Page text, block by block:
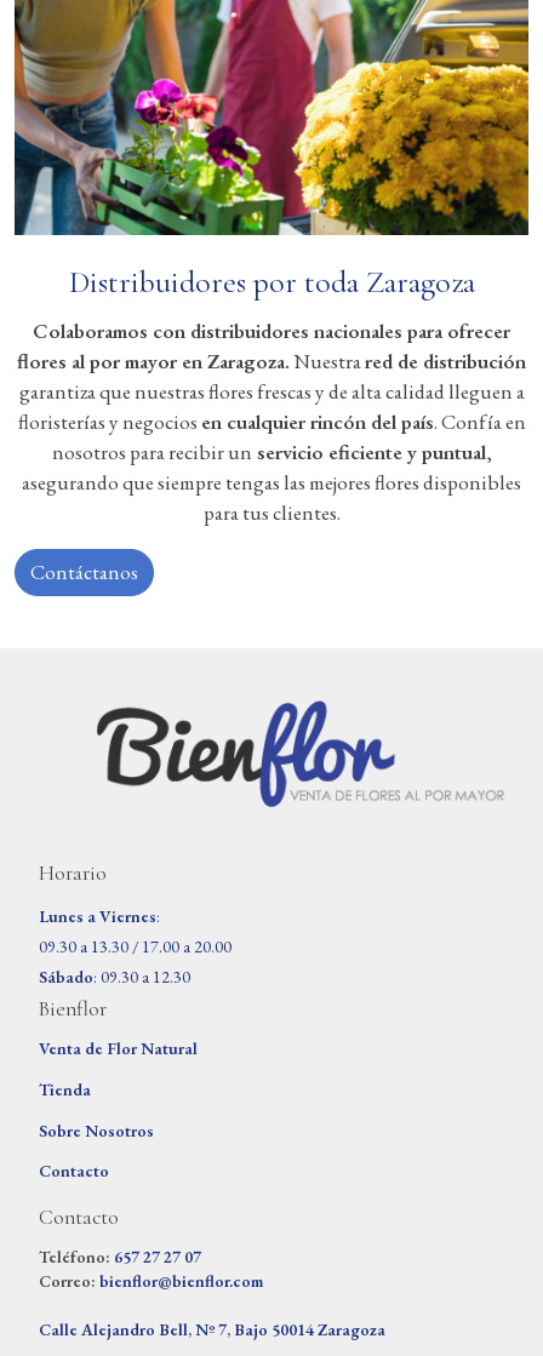
Distribuidores por toda Zaragoza
Colaboramos con distribuidores nacionales para ofrecer
flores al por mayor en Zaragoza.Nuestrared de distribución
garantiza que nuestras flores frescas y de alta calidad lleguen a
floristerías y negocios en cualquier rincón del país. Confía en
nosotros para recibir un servicio eficiente y puntual,
asegurando que siempre tengas las mejores flores disponibles
para tus clientes.
Contáctanos
Horario
Lunes a Viernes:
09.30 a 13.30 / 17.00 a 20.00
Sábado: 09.30 a 12.30
Bienflor
Venta de Flor Natural
Tienda
Sobre Nosotros
Contacto
Contacto
Teléfono: 657 27 27 07
Correo: bienflor@bienflor.com
Calle Alejandro Bell, Nº 7, Bajo 50014 Zaragoza